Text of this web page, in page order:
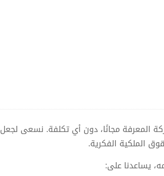
المعرفة مجانًا، دون أي تكلفة. نسعى لجعل
الملكية الفكرية.
يساعدنا على: